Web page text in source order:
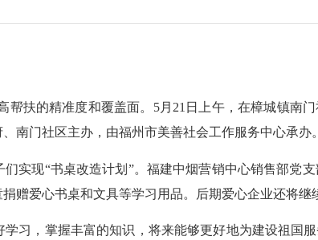
帮扶的精准度和覆盖面。 5月21日上午，在樟城镇南
南门社区主办，由福州市美善社会工作服务中心承办。
们实现“书桌改造计划”。 福建中烟营销中心销售部党
捐赠爱心书桌和文具等学习用品。 后期爱心企业还将继
学习，掌握丰富的知识，将来能够更好地为建设祖国 服